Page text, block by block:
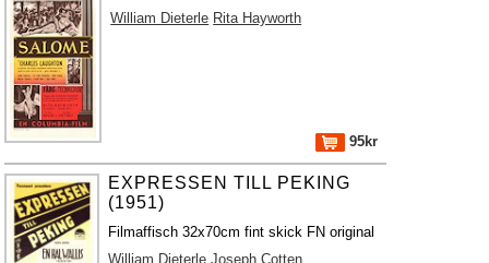
William Dieterle Rita Hayworth
95kr
EXPRESSEN TILL PEKING
(1951)
Filmaffisch 32x70cm fint skick FN original
William Dieterle Joseph Cotten